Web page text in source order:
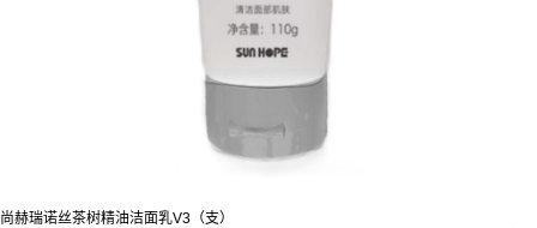
尚赫瑞诺丝茶树精油洁面乳V3（支）